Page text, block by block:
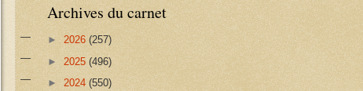
Archives du carnet
► 2026 (257)
► 2025 (496)
► 2024 (550)